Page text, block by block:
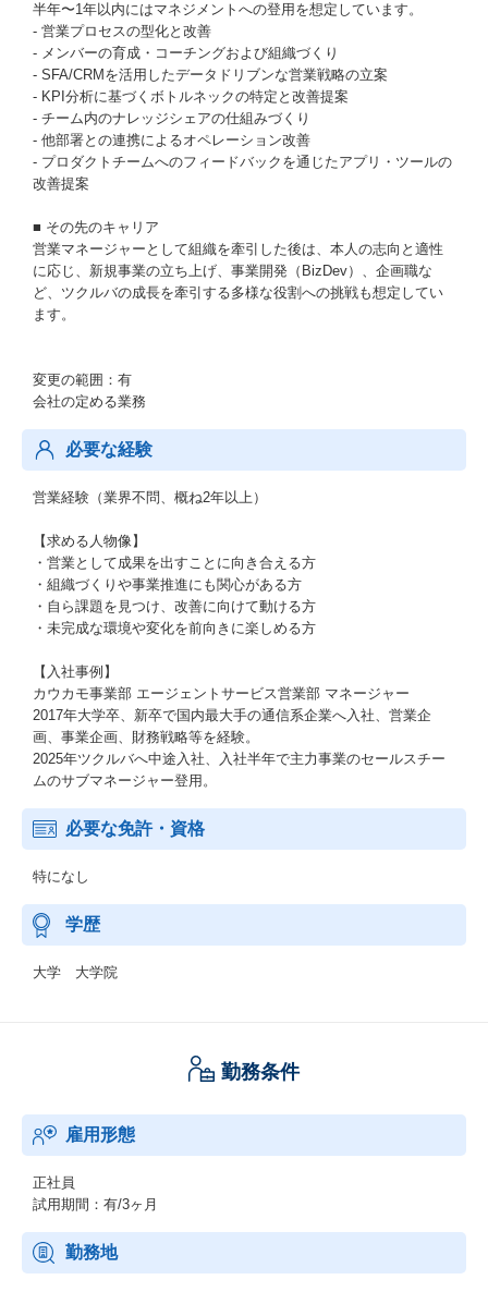
半年〜1年以内にはマネジメントへの登用を想定しています。
- 営業プロセスの型化と改善
- メンバーの育成・コーチングおよび組織づくり
- SFA/CRMを活用したデータドリブンな営業戦略の立案
- KPI分析に基づくボトルネックの特定と改善提案
- チーム内のナレッジシェアの仕組みづくり
- 他部署との連携によるオペレーション改善
- プロダクトチームへのフィードバックを通じたアプリ・ツールの
改善提案
■ その先のキャリア
営業マネージャーとして組織を牽引した後は、本人の志向と適性
に応じ、新規事業の立ち上げ、事業開発（BizDev）、企画職な
ど、ツクルバの成長を牽引する多様な役割への挑戦も想定してい
ます。
変更の範囲：有
会社の定める業務
必要な経験
営業経験（業界不問、概ね2年以上）
【求める人物像】
・営業として成果を出すことに向き合える方
・組織づくりや事業推進にも関心がある方
・自ら課題を見つけ、改善に向けて動ける方
・未完成な環境や変化を前向きに楽しめる方
【入社事例】
カウカモ事業部 エージェントサービス営業部 マネージャー
2017年大学卒、新卒で国内最大手の通信系企業へ入社、営業企
画、事業企画、財務戦略等を経験。
2025年ツクルバへ中途入社、入社半年で主力事業のセールスチー
ムのサブマネージャー登用。
必要な免許・資格
特になし
学歴
大学 大学院
勤務条件
雇用形態
正社員
試用期間：有/3ヶ月
勤務地